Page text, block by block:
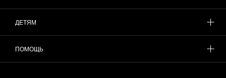
ДЕТЯМ
ПОМОЩЬ